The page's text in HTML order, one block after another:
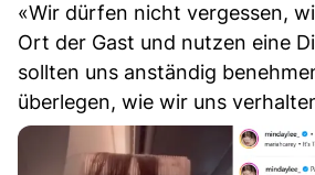
«Wir dürfen nicht vergessen,
Ort der Gast und nutzen eine
sollten uns anständig
überlegen, wie wir uns